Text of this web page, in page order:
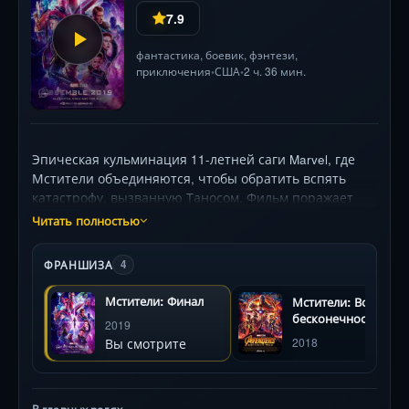
7.9
фантастика, боевик, фэнтези,
приключения•США•2 ч. 36 мин.
Эпическая кульминация 11-летней саги Marvel, где
Мстители объединяются, чтобы обратить вспять
катастрофу, вызванную Таносом. Фильм поражает
масштабом: путешествия во времени, жертвенные
Режиссура братьев Руссо мастерски балансирует
между экшеном и эмоциями, а каждый герой
получает финальный аккорд своей арки. Кассовый
рекордсмен (2,8 млрд $) стал эталоном жанра.
Читать полностью
ФРАНШИЗА 4
Мстители: Финал
2019
Вы смотрите
Мстители: Война
бесконечности
2018